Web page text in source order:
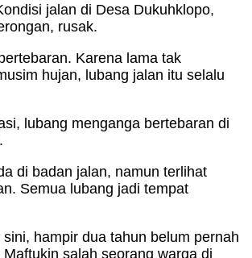
jalan di Desa Dukuhklopo,
rusak.
Karena lama tak
hujan, lubang jalan itu selalu
lubang menganga bertebaran di
di badan jalan, namun terlihat
Semua lubang jadi tempat
sini, hampir dua tahun belum pernah
Maftukin salah seorang warga di